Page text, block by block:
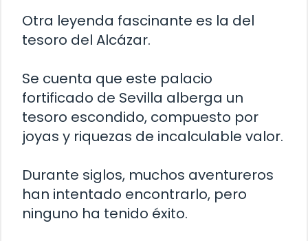
Otra leyenda fascinante es la del
tesoro del Alcázar.
Se cuenta que este palacio
fortificado de Sevilla alberga un
tesoro escondido, compuesto por
joyas y riquezas de incalculable valor.
Durante siglos, muchos aventureros
han intentado encontrarlo, pero
ninguno ha tenido éxito.